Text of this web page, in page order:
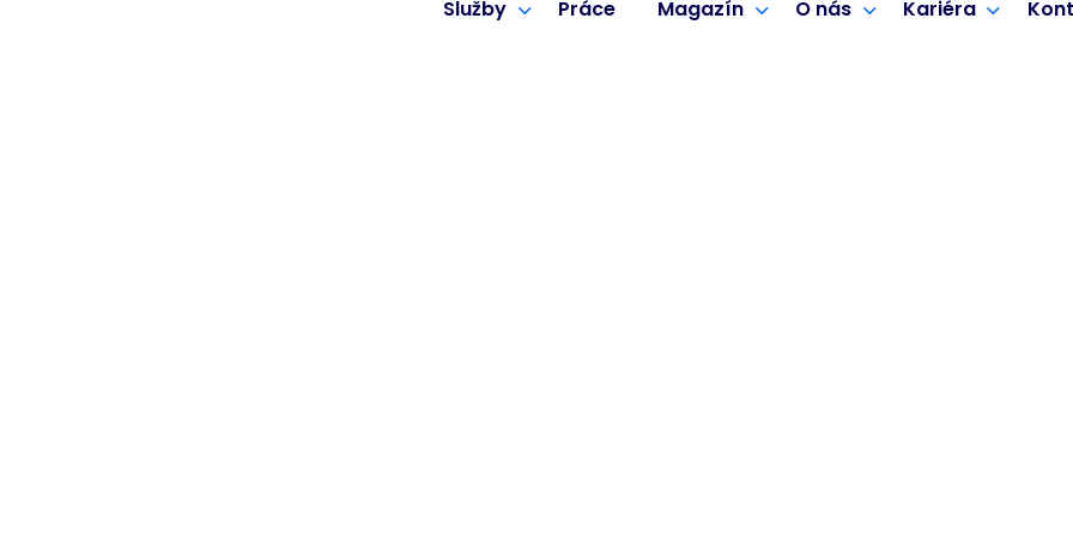
Služby Práce Magazín O nás Kariéra